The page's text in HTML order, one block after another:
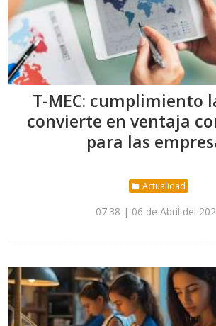
T-MEC: cumplimiento
convierte en ventaja
para las
Actualidad
07:38 | 06 de Abril del